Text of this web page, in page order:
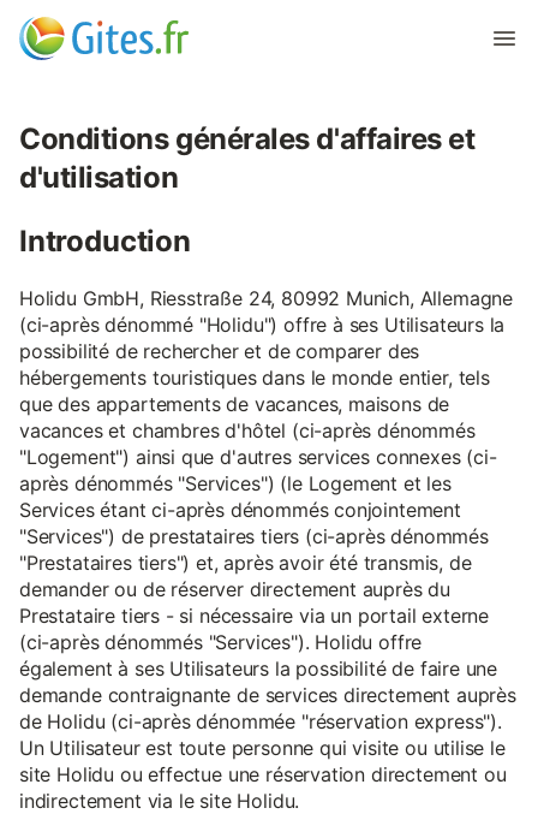
Conditions générales d'affaires et
d'utilisation
Introduction
Holidu GmbH, Riesstraße 24, 80992 Munich, Allemagne
(ci-après dénommé "Holidu") offre à ses Utilisateurs la
possibilité de rechercher et de comparer des
hébergements touristiques dans le monde entier, tels
que des appartements de vacances, maisons de
vacances et chambres d'hôtel (ci-après dénommés
"Logement") ainsi que d'autres services connexes (ci-
après dénommés "Services") (le Logement et les
Services étant ci-après dénommés conjointement
"Services") de prestataires tiers (ci-après dénommés
"Prestataires tiers") et, après avoir été transmis, de
demander ou de réserver directement auprès du
Prestataire tiers - si nécessaire via un portail externe
(ci-après dénommés "Services"). Holidu offre
également à ses Utilisateurs la possibilité de faire une
demande contraignante de services directement auprès
de Holidu (ci-après dénommée "réservation express").
Un Utilisateur est toute personne qui visite ou utilise le
site Holidu ou effectue une réservation directement ou
indirectement via le site Holidu.